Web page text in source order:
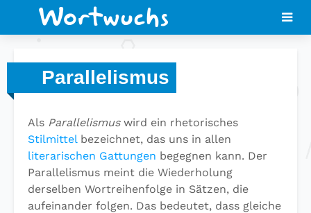
Parallelismus
Als Parallelismuswird ein rhetorisches
Stilmittelbezeichnet, das uns in allen
literarischen Gattungen begegnen kann. Der
Parallelismus meint die Wiederholung
derselben Wortreihenfolge in Sätzen, die
aufeinander folgen. Das bedeutet, dass gleiche